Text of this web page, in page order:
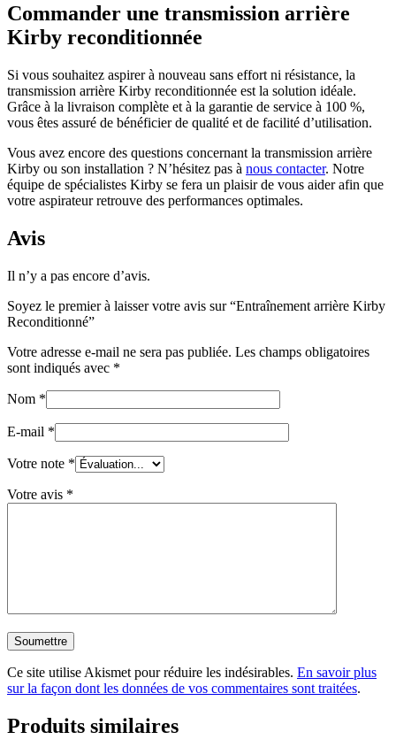
Commander une transmission arrière
Kirby reconditionnée
Si vous souhaitez aspirer à nouveau sans effort ni résistance, la
transmission arrière Kirby reconditionnée est la solution idéale.
Grâce à la livraison complète et à la garantie de service à 100 %,
vous êtes assuré de bénéficier de qualité et de facilité d’utilisation.
Vous avez encore des questions concernant la transmission arrière
Kirby ou son installation ? N’hésitez pas à nous contacter. Notre
équipe de spécialistes Kirby se fera un plaisir de vous aider afin que
votre aspirateur retrouve des performances optimales.
Avis
Il n’y a pas encore d’avis.
Soyez le premier à laisser votre avis sur “Entraînement arrière Kirby
Reconditionné”
Votre adresse e-mail ne sera pas publiée. Les champs obligatoires
sont indiqués avec *
Nom *
E-mail *
Votre note *
Votre avis *
Ce site utilise Akismet pour réduire les indésirables. En savoir plus
sur la façon dont les données de vos commentaires sont traitées.
Produits similaires